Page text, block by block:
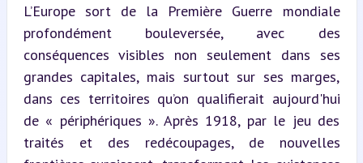
L’Europe sort de la Première Guerre mondiale
profondément bouleversée, avec des
conséquences visibles non seulement dans ses
grandes capitales, mais surtout sur ses marges,
dans ces territoires qu’on qualifierait aujourd'hui
de « périphériques ». Après 1918, par le jeu des
traités et des redécoupages, de nouvelles